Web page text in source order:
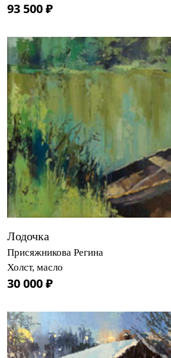
93 500 ₽
Лодочка
Присяжникова Регина
Холст, масло
30 000 ₽